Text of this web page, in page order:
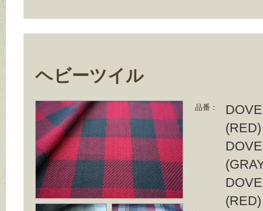
ヘビーツイル
品番：
(RED)
(RED)